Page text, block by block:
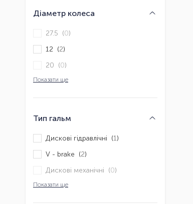
Діаметр колеса
27.5 (0)
12 (2)
20 (0)
Показати ще
Тип гальм
Дискові гідравлічні (1)
V - brake (2)
Дискові механічні (0)
Показати ще